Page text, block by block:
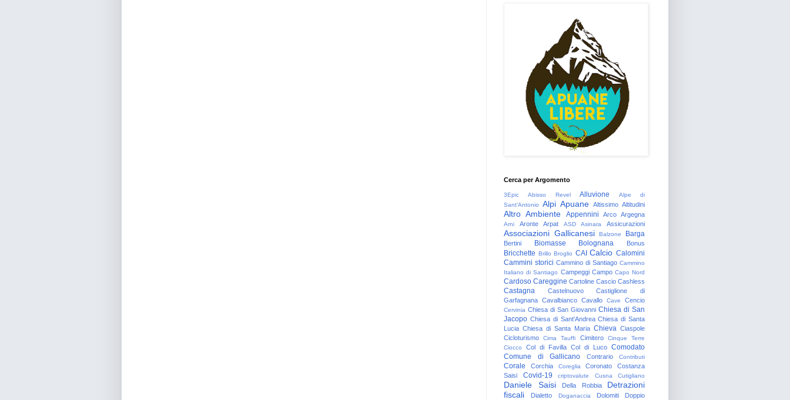
Cerca per Argomento
3Epic Abisso Revel Alluvione
Alpe di
Sant'Antonio
Alpi Apuane Altissimo Altitudini
Altro Ambiente Appennini Arco Argegna
Arni Aronte Arpat ASD Asinara Assicurazioni
Associazioni Gallicanesi Balzone Barga
Bertini Biomasse Bolognana Bonus
Bricchette Brillo Broglio CAI Calcio Calomini
Cammini storici Cammino di Santiago Cammino
Italiano di Santiago Campeggi Campo Capo Nord
Cardoso Careggine Cartoline Cascio Cashless
Castagna Castelnuovo
Castiglione di
Garfagnana Cavalbianco Cavallo Cave Cencio
Cervinia Chiesa di San Giovanni Chiesa di San
Jacopo Chiesa di Sant'Andrea Chiesa di Santa
Lucia Chiesa di Santa Maria Chieva Ciaspole
Cicloturismo
Cima Tauffi Cimitero
Cinque Terre
Ciocco
Col di Favilla Col di Luco Comodato
Comune di Gallicano
Contrario Contributi
Corale Corchia Coreglia Coronato
Costanza
Saisi
Covid-19 criptovalute Cusna Cutigliano
Daniele Saisi Della Robbia
Detrazioni
fiscali
Dialetto Doganaccia Dolomiti
Doppio